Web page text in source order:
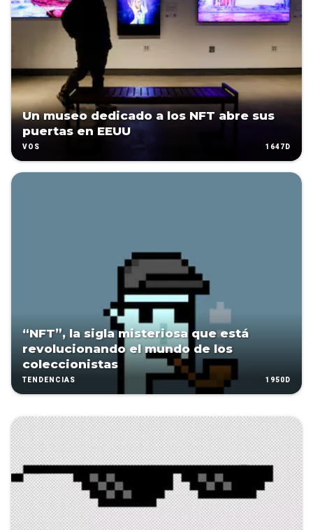
Un museo dedicado a los NFT abre sus
puertas en EEUU
VOS 1647D
“NFT”, la sigla misteriosa que está
revolucionando el mundo de los
coleccionistas
TENDENCIAS 1950D